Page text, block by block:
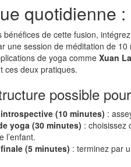
quotidienne
bénéfices de cette fusion,
une session de méditation de
de yoga commeXuan
ces deux pratiques.
possible
(10 minutes) :
yoga (30 minutes) : choisissez
l’enfant.
(5 minutes) : terminez par